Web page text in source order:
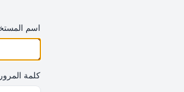
اسم
كلمة